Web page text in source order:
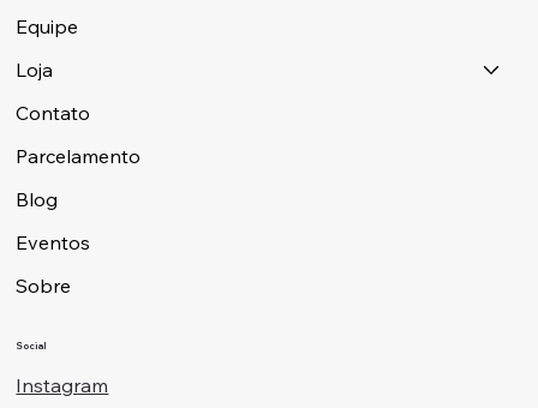
Equipe
Loja
Contato
Parcelamento
Blog
Eventos
Sobre
Social
Instagram